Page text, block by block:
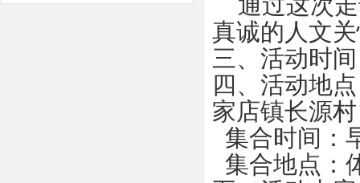
通过这次走
真诚的人文
三、活动时
四、活动地
家店镇长源
集合时间：
集合地点：